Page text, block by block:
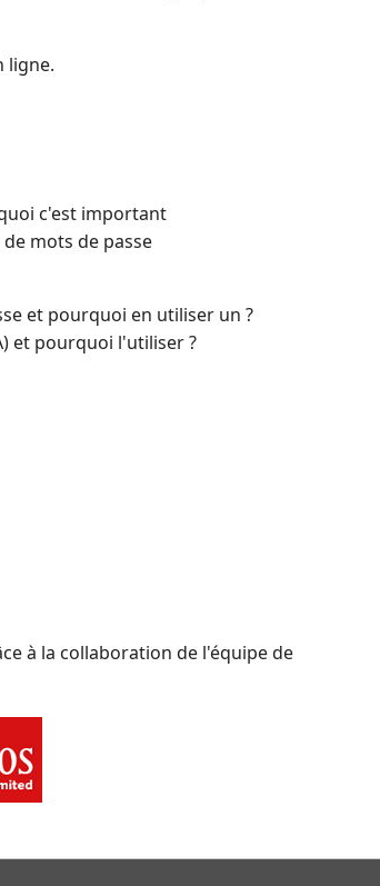
ligne.
c'est important
mots de passe
et pourquoi en utiliser un ?
et pourquoi l'utiliser ?
à la collaboration de l'équipe de